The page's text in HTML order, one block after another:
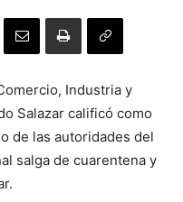
Industria y
Salazar calificó como
de las autoridades del
salga de cuarentena y